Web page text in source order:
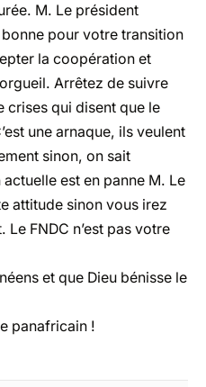
M. Le président
pour votre transition
la coopération et
Arrêtez de suivre
crises qui disent que le
une arnaque, ils veulent
sinon, on sait
actuelle est en panne M. Le
attitude sinon vous irez
FNDC n’est pas votre
et que Dieu bénisse le
panafricain !